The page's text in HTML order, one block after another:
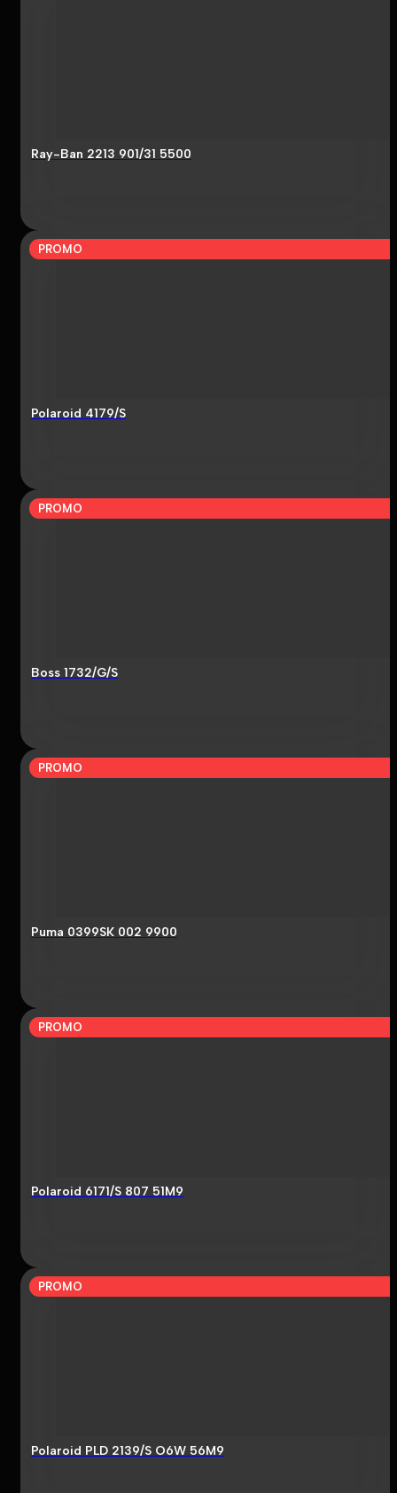
Ray-Ban 2213 901/31 5500
PROMO
Polaroid 4179/S
PROMO
Boss 1732/G/S
PROMO
Puma 0399SK 002 9900
PROMO
Polaroid 6171/S 807 51M9
PROMO
Polaroid PLD 2139/S O6W 56M9